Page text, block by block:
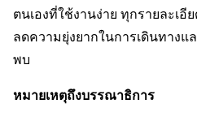
ตนเองที่ใช้งานง่าย ทุกรายละเอี
ลดความยุ่งยากในการเดินทาง
พบ
หมายเหตุถึงบรรณาธิการ